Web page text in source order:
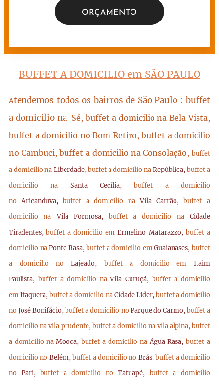
ORÇAMENTO
BUFFET A DOMICILIO em SÃO PAULO
Atendemos todos os bairros de São Paulo : buffet
a domicilio na Sé, buffet a domicilio na Bela Vista,
buffet a domicilio no Bom Retiro, buffet a domicilio
no Cambuci, buffet a domicilio na Consolação, buffet
a domicilio na Liberdade, buffet a domicilio na República, buffet a
domicilio na Santa Cecília,buffet a domicilio
no Aricanduva,buffet a domicilio naVila Carrão,buffet a
domicilio naVila Formosa, buffet a domicilio na Cidade
Tiradentes,buffet a domicilio emErmelino Matarazzo, buffet a
domicilio naPonte Rasa,buffet a domicilio emGuaianases,buffet
a domicilio no Lajeado, buffet a domicilio em Itaim
Paulista, buffet a domicilio naVila Curuçá,buffet a domicilio
emItaquera,buffet a domicilio na Cidade Líder, buffet a domicilio
noJosé Bonifácio,buffet a domicilio noParque do Carmo, buffet a
domicilio na vila prudente, buffet a domicilio na vila alpina, buffet
a domicilio naMooca,buffet a domicilio na Água Rasa,buffet a
domicilio no Belém,buffet a domicilio no Brás,buffet a domicilio
no Pari,buffet a domicilio noTatuapé, buffet a domicilio